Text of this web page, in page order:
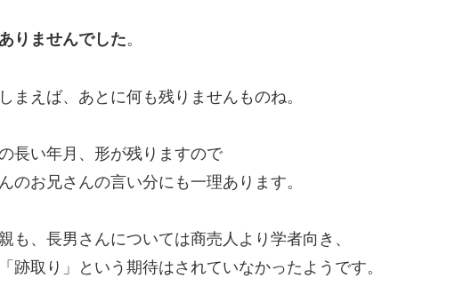
りませんでした。
まえば、あとに何も残りませんものね。
長い年月、形が残りますので
のお兄さんの言い分にも一理あります。
も、長男さんについては商売人より学者向き、
跡取り」という期待はされていなかったようです。